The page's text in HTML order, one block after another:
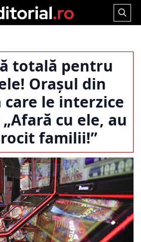
Search
totală pentru
Orașul din
care le interzice
cu ele, au
familii!”